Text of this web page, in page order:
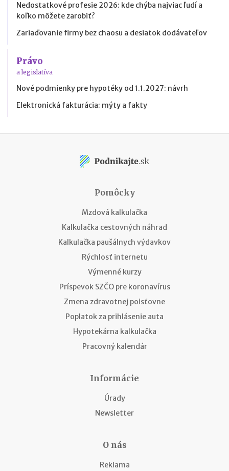
Nedostatkové profesie 2026: kde chýba najviac ľudí a
koľko môžete zarobiť?
Zariaďovanie firmy bez chaosu a desiatok dodávateľov
Právo
a legislatíva
Nové podmienky pre hypotéky od 1.1.2027: návrh
Elektronická fakturácia: mýty a fakty
Pomôcky
Mzdová kalkulačka
Kalkulačka cestovných náhrad
Kalkulačka paušálnych výdavkov
Rýchlosť internetu
Výmenné kurzy
Príspevok SZČO pre koronavírus
Zmena zdravotnej poisťovne
Poplatok za prihlásenie auta
Hypotekárna kalkulačka
Pracovný kalendár
Informácie
Úrady
Newsletter
O nás
Reklama